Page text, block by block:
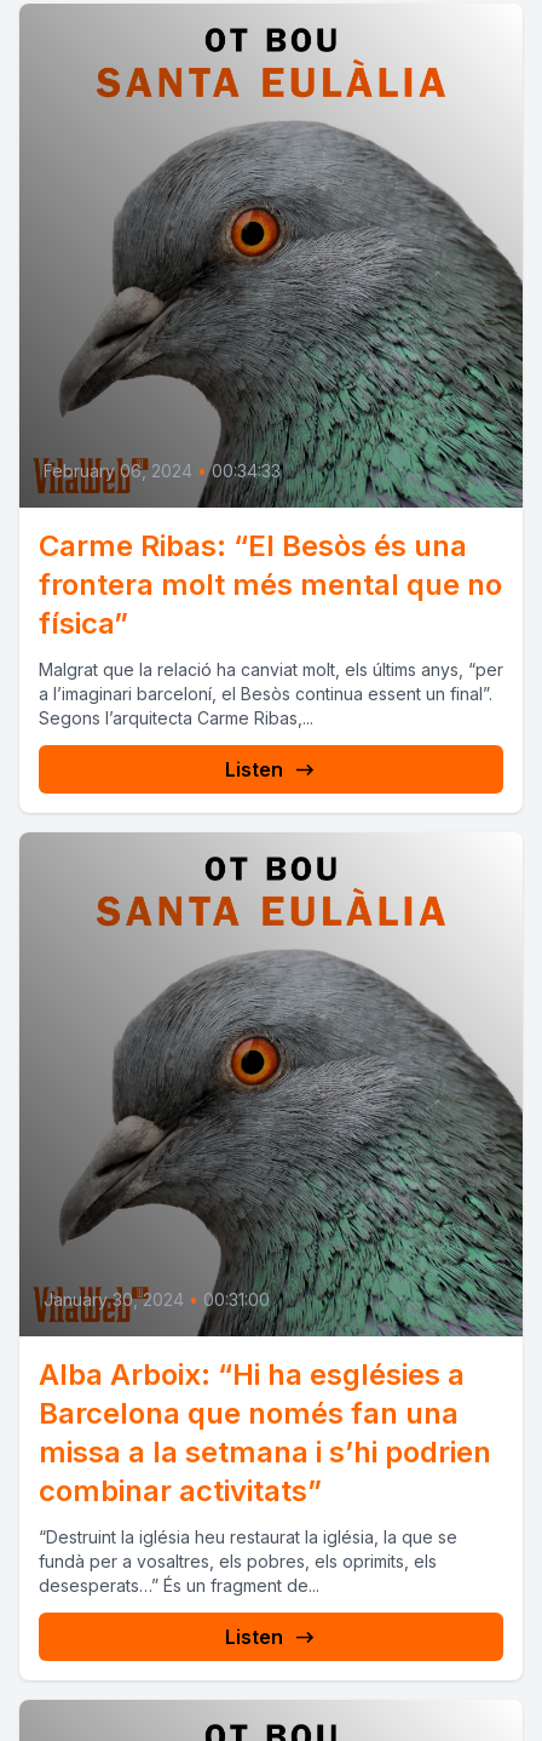
February 06, 2024 • 00:34:33
Carme Ribas: “El Besòs és una
frontera molt més mental que no
física”
Malgrat que la relació ha canviat molt, els últims anys, “per
a l’imaginari barceloní, el Besòs continua essent un final”.
Segons l’arquitecta Carme Ribas,...
Listen
January 30, 2024 • 00:31:00
Alba Arboix: “Hi ha esglésies a
Barcelona que només fan una
missa a la setmana i s’hi podrien
combinar activitats”
“Destruint la iglésia heu restaurat la iglésia, la que se
fundà per a vosaltres, els pobres, els oprimits, els
desesperats…” És un fragment de...
Listen